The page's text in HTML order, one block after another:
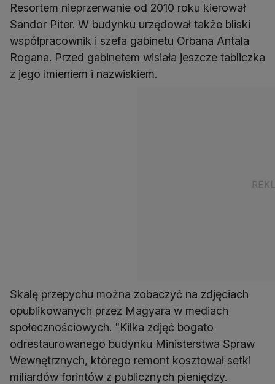
Resortem nieprzerwanie od 2010 roku kierował
Sandor Piter. W budynku urzędował także bliski
współpracownik i szefa gabinetu Orbana Antala
Rogana. Przed gabinetem wisiała jeszcze tabliczka
z jego imieniem i nazwiskiem.
Skalę przepychu można zobaczyć na zdjęciach
opublikowanych przez Magyara w mediach
społecznościowych. "Kilka zdjęć bogato
odrestaurowanego budynku Ministerstwa Spraw
Wewnętrznych, którego remont kosztował setki
miliardów forintów z publicznych pieniędzy.